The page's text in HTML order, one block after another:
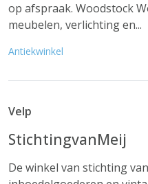
op afspraak. Woodstock
meubelen, verlichting en...
Antiekwinkel
Velp
StichtingvanMeij
De winkel van stichting